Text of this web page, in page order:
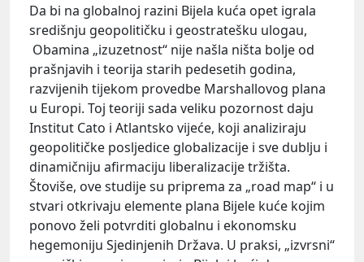
Da bi na globalnoj razini Bijela kuća opet igrala
središnju geopolitičku i geostratešku ulogau,
Obamina „izuzetnost“ nije našla ništa bolje od
prašnjavih i teorija starih pedesetih godina,
razvijenih tijekom provedbe Marshallovog plana
u Europi. Toj teoriji sada veliku pozornost daju
Institut Cato i Atlantsko vijeće, koji analiziraju
geopolitičke posljedice globalizacije i sve dublju i
dinamičniju afirmaciju liberalizacije tržišta.
Štoviše, ove studije su priprema za „road map“ i u
stvari otkrivaju elemente plana Bijele kuće kojim
ponovo želi potvrditi globalnu i ekonomsku
hegemoniju Sjedinjenih Država. U praksi, „izvrsni“